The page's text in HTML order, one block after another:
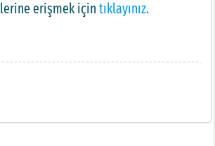
erişmek için tıklayınız.